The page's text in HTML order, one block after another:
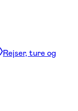
Rejser, ture og